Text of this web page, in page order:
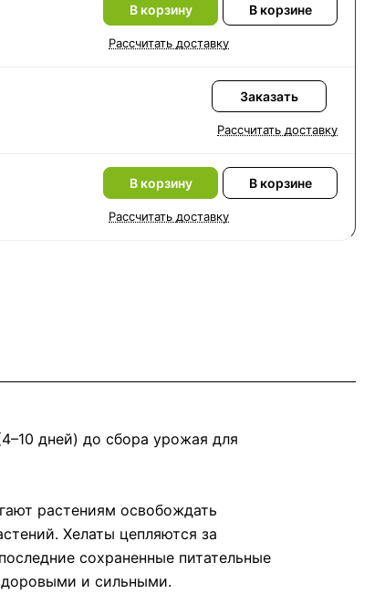
В корзину В корзине
Рассчитать доставку
Заказать
Рассчитать доставку
В корзину В корзине
Рассчитать доставку
дней) до сбора урожая для
растениям освобождать
Хелаты цепляются за
сохраненные питательные
и сильными.